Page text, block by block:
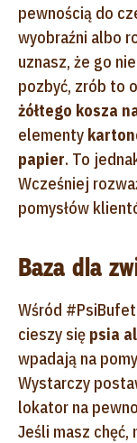
pewnością do
wyobraźni albo
uznasz, że go
pozbyć, zrób to
żółtego kosza
elementy
papier. To
Wcześniej
pomysłów
Baza dla
Wśród
cieszy się psia
wpadają na
Wystarczy
lokator na
Jeśli masz chęć,